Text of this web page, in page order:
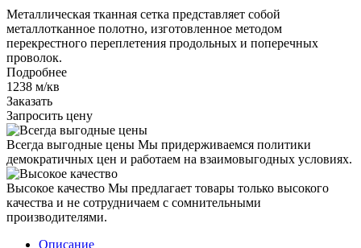
Металлическая тканная сетка представляет собой
металлотканное полотно, изготовленное методом
перекрестного переплетения продольных и поперечных
проволок.
Подробнее
1238 м/кв
Заказать
Запросить цену
Всегда выгодные цены Мы придерживаемся политики
демократичных цен и работаем на взаимовыгодных условиях.
Высокое качество Мы предлагает товары только высокого
качества и не сотрудничаем с сомнительными
производителями.
Описание